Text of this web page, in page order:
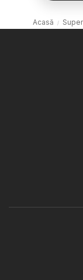
Acasă